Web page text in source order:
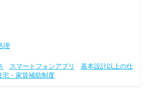
理
スマートフォンアプリ
基本設計以上の仕
宅・家賃補助制度